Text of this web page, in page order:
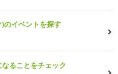
のイベントを探す
ることをチェック